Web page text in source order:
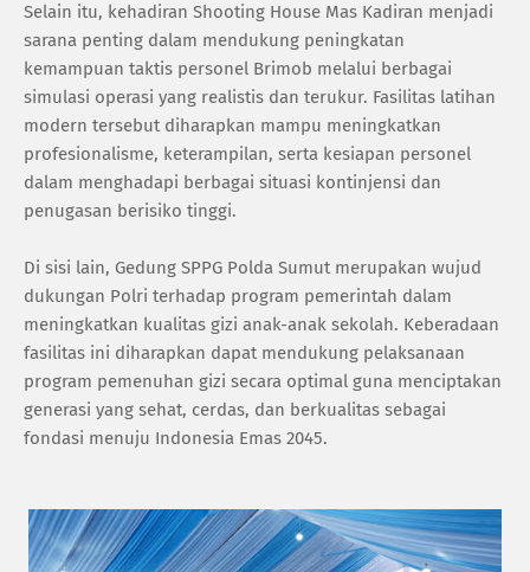
‎Selain itu, kehadiran Shooting House Mas Kadiran menjadi
sarana penting dalam mendukung peningkatan
kemampuan taktis personel Brimob melalui berbagai
simulasi operasi yang realistis dan terukur. Fasilitas latihan
modern tersebut diharapkan mampu meningkatkan
profesionalisme, keterampilan, serta kesiapan personel
dalam menghadapi berbagai situasi kontinjensi dan
penugasan berisiko tinggi.
‎Di sisi lain, Gedung SPPG Polda Sumut merupakan wujud
dukungan Polri terhadap program pemerintah dalam
meningkatkan kualitas gizi anak-anak sekolah. Keberadaan
fasilitas ini diharapkan dapat mendukung pelaksanaan
program pemenuhan gizi secara optimal guna menciptakan
generasi yang sehat, cerdas, dan berkualitas sebagai
fondasi menuju Indonesia Emas 2045.